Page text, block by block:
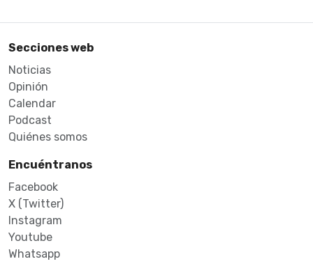
Secciones web
Noticias
Opinión
Calendar
Podcast
Quiénes somos
Encuéntranos
Facebook
X (Twitter)
Instagram
Youtube
Whatsapp